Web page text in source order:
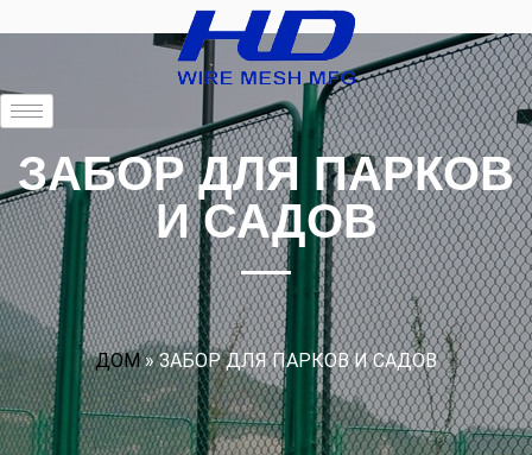
ЗАБОР ДЛЯ ПАРКОВ
И САДОВ
ДОМ»ЗАБОР ДЛЯ ПАРКОВ И САДОВ